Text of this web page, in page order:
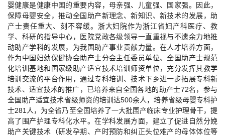
婴健康是健康中国的重要内容，母亲强、儿童强、国家强。因此，
保障母婴安全，推动全国助产新理念、新知识、新技术的发展，助
产士责任重大、刻不容缓。浙大妇院作为浙江省妇产科医疗、教
学、科研的指导中心，医院党政各级领导一直重视与不遗余力地推
动助产学科的发展，为我国助产事业贡献力量。在人才培养方面，
作为中国妇幼保健协会助产士分会主任委员单位、全国助产士规范
化培训基地和国家级助产适宜技术培训师资单位，充分发挥其教学
培训交流的平台作用，通过专科培训、技术下乡进一步拓展专科新
技术、适宜技术的推广，已培养来自全国各地的助产士72名，参与
全国助产适宜技术省级师资的培训达500余人，培养省级母婴专科护
士281人，为全省乃至全国培养了一大批围产临床专业护理骨干，提
高了围产护理专科化水平。在学科发展方面，建立了促进自然分娩
助产关键技术（研发孕期、产时预防和纠正头位难产的母体体位等